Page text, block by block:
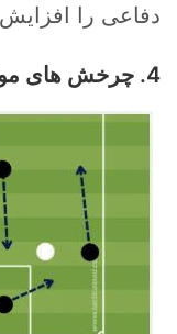
دفاعی را
4. چرخش های موقعیتی در Build-Up Play